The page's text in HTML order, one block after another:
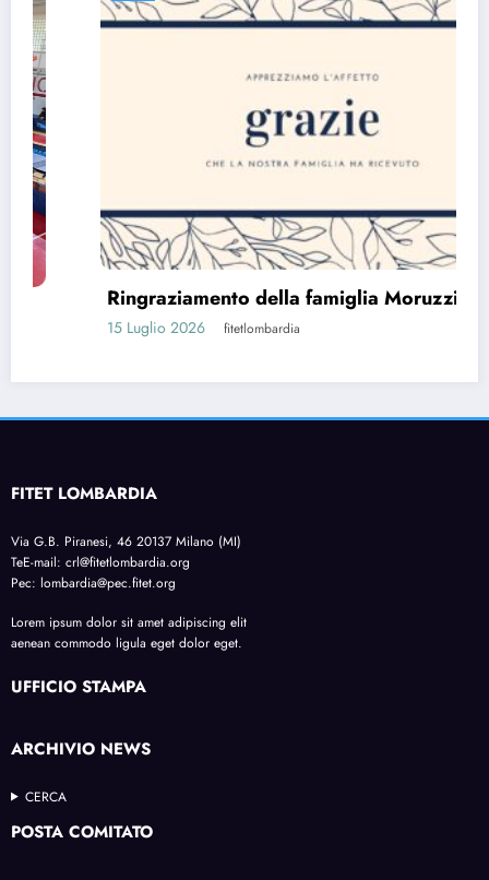
Ringraziamento della famiglia Moruzzi
15 Luglio 2026 fitetlombardia
FITET LOMBARDIA
Via G.B. Piranesi, 46 20137 Milano (MI)
TeE-mail: crl@fitetlombardia.org
Pec: lombardia@pec.fitet.org
Lorem ipsum dolor sit amet adipiscing elit
aenean commodo ligula eget dolor eget.
UFFICIO STAMPA
ARCHIVIO NEWS
CERCA
POSTA COMITATO